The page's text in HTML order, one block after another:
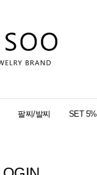
팔찌/발찌 SET 5%